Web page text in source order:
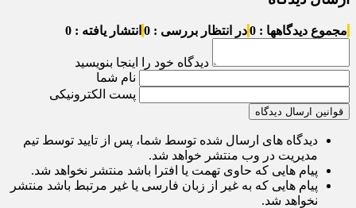
مجموع دیدگاهها : 0 در انتظار بررسی : 0 انتشار یافته : 0
دیدگاه خود را اینجا بنویسید
نام شما
پست الکترونیکی
قوانین ارسال دیدگاه
دیدگاه های ارسال شده توسط شما، پس از تایید توسط تیم
مدیریت در وب منتشر خواهد شد.
پیام هایی که حاوی تهمت یا افترا باشد منتشر نخواهد شد.
پیام هایی که به غیر از زبان فارسی یا غیر مرتبط باشد منتشر
نخواهد شد.